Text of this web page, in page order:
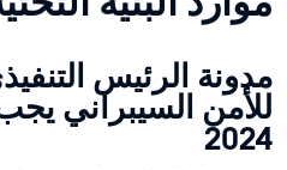
للأمن السيبراني
2024